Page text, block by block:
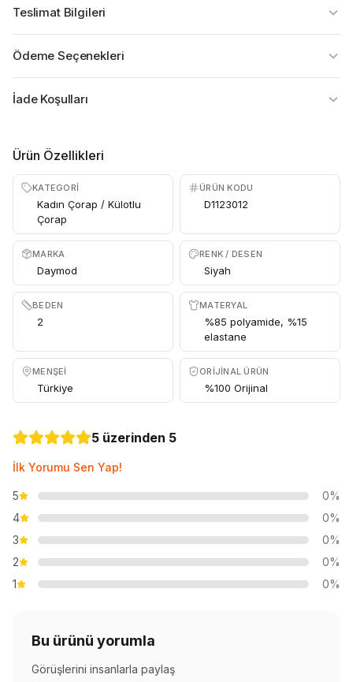
Teslimat Bilgileri
Ödeme Seçenekleri
İade Koşulları
Ürün Özellikleri
KATEGORI
Kadın Çorap / Külotlu
Çorap
ÜRÜN KODU
D1123012
MARKA
Daymod
RENK / DESEN
Siyah
BEDEN
2
MATERYAL
%85 polyamide, %15
elastane
MENŞEI
Türkiye
ORIJINAL ÜRÜN
%100 Orijinal
5 üzerinden 5
İlk Yorumu Sen Yap!
5
0%
4
0%
3
0%
2
0%
1
0%
Bu ürünü yorumla
Görüşlerini insanlarla paylaş